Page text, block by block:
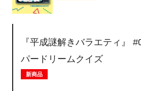
『平成謎解きバラエティ』
パードリームクイズ
新商品